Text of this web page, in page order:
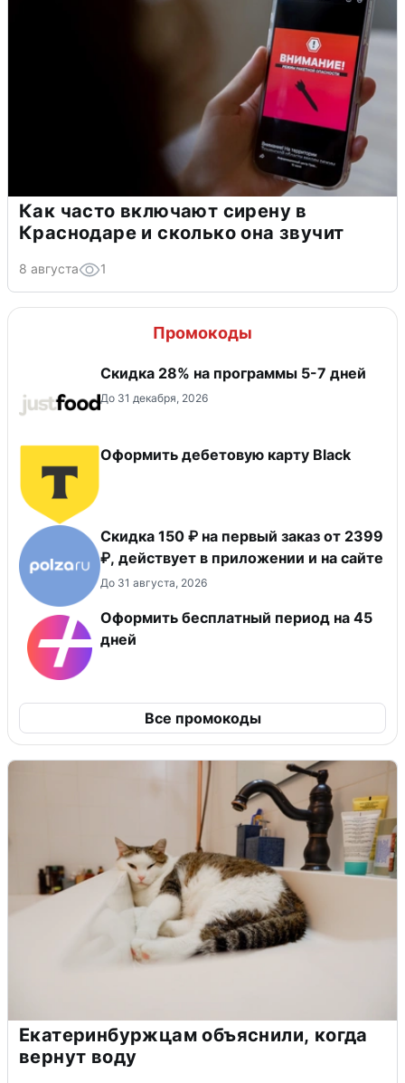
Как часто включают сирену в
Краснодаре и сколько она звучит
8 августа 1
Промокоды
Скидка 28% на программы 5-7 дней
До 31 декабря, 2026
Оформить дебетовую карту Black
Скидка 150 ₽ на первый заказ от 2399
₽, действует в приложении и на сайте
До 31 августа, 2026
Оформить бесплатный период на 45
дней
Все промокоды
Екатеринбуржцам объяснили, когда
вернут воду